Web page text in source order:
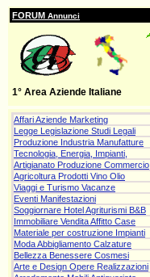
FORUM Annunci
1° Area Aziende Italiane
Affari Aziende Marketing
Legge Legislazione Studi Legali
Produzione Industria Manufatture
Tecnologia, Energia, Impianti,
Artigianato Produzione Commercio
Agricoltura Prodotti Vino Olio
Viaggi e Turismo Vacanze
Eventi Manifestazioni
Soggiornare Hotel Agriturismi B&B
Immobiliare Vendita Affitto Case
Materiale per costruzione Impianti
Moda Abbigliamento Calzature
Bellezza Benessere Cosmesi
Arte e Design Opere Realizzazioni